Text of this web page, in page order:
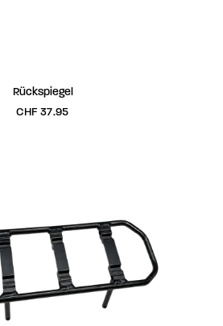
IN DEN WARENKORB
Rückspiegel
CHF 37.95